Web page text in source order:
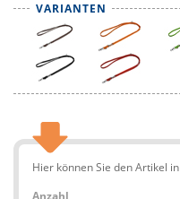
VARIANTEN
Hier können Sie den Artikel
Anzahl